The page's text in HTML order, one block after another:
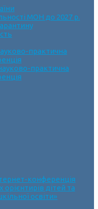
МОН до 2027 р.
практична
практична
конференція
дітей та
освіти»